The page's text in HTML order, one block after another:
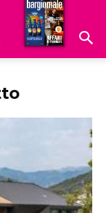
Hoteldomani